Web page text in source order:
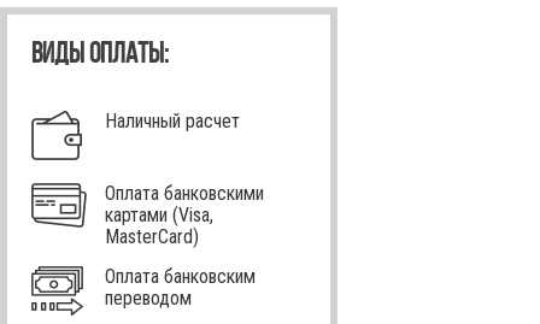
ВИДЫ ОПЛАТЫ:
Наличный расчет
Оплата банковскими
картами (Visa,
MasterCard)
Оплата банковским
переводом